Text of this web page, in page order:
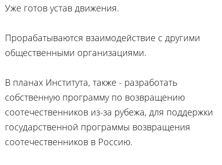
Уже готов устав движения.
Прорабатываются взаимодействие с другими
общественными организациями.
В планах Института, также - разработать
собственную программу по возвращению
соотечественников из-за рубежа, для поддержки
государственной программы возвращения
соотечественников в Россию.